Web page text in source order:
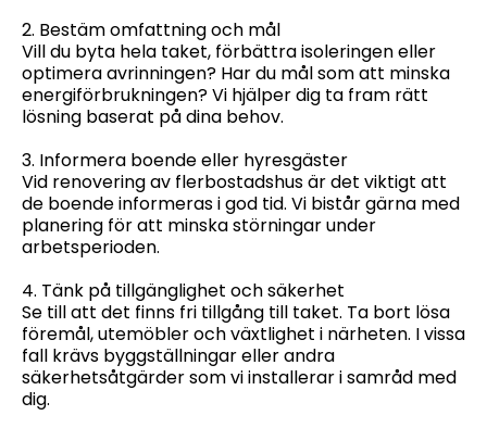
2. Bestäm omfattning och mål
Vill du byta hela taket, förbättra isoleringen eller
optimera avrinningen? Har du mål som att minska
energiförbrukningen? Vi hjälper dig ta fram rätt
lösning baserat på dina behov.
3. Informera boende eller hyresgäster
Vid renovering av flerbostadshus är det viktigt att
de boende informeras i god tid. Vi bistår gärna med
planering för att minska störningar under
arbetsperioden.
4. Tänk på tillgänglighet och säkerhet
Se till att det finns fri tillgång till taket. Ta bort lösa
föremål, utemöbler och växtlighet i närheten. I vissa
fall krävs byggställningar eller andra
säkerhetsåtgärder som vi installerar i samråd med
dig.